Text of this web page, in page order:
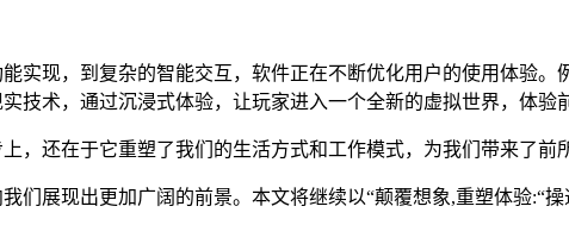
实现，到复杂的智能交互，软件正在不断优化用户的使用体验
技术，通过沉浸式体验，让玩家进入一个全新的虚拟世界，体验
，还在于它重塑了我们的生活方式和工作模式，为我们带来了前
们展现出更加广阔的前景。本文将继续以“颠覆想象,重塑体验:“